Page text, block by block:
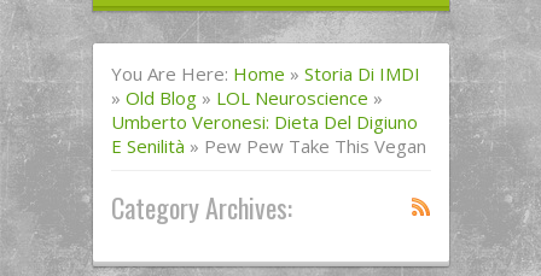
You Are Here: Home » Storia Di IMDI
» Old Blog » LOL Neuroscience »
Umberto Veronesi: Dieta Del Digiuno
E Senilità » Pew Pew Take This Vegan
Category Archives: